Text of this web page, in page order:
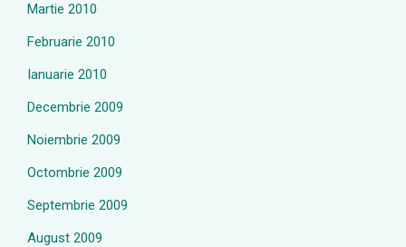
Martie 2010
Februarie 2010
Ianuarie 2010
Decembrie 2009
Noiembrie 2009
Octombrie 2009
Septembrie 2009
August 2009